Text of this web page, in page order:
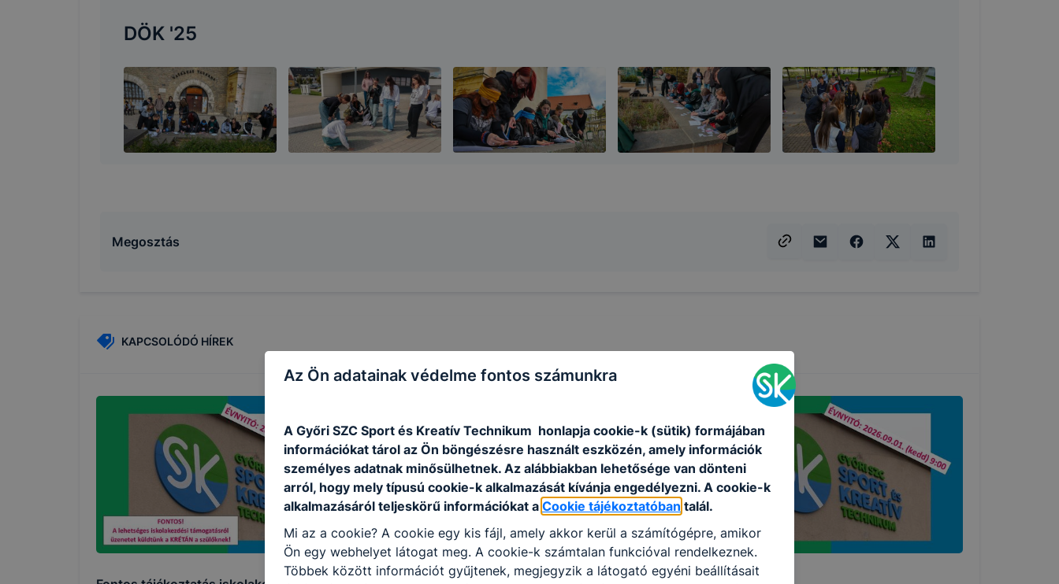
DÖK '25
Megosztás
KAPCSOLÓDÓ HÍREK
Az Ön adatainak védelme fontos számunkra
A Győri SZC Sport és Kreatív Technikum honlapja cookie-k (sütik) formájában
információkat tárol az Ön böngészésre használt eszközén, amely információk
személyes adatnak minősülhetnek. Az alábbiakban lehetősége van dönteni
arról, hogy mely típusú cookie-k alkalmazását kívánja engedélyezni. A cookie-k
alkalmazásáról teljeskörű információkat a Cookie tájékoztatóban talál.
Mi az a cookie? A cookie egy kis fájl, amely akkor kerül a számítógépre, amikor
Ön egy webhelyet látogat meg. A cookie-k számtalan funkcióval rendelkeznek.
Többek között információt gyűjtenek, megjegyzik a látogató egyéni beállításait